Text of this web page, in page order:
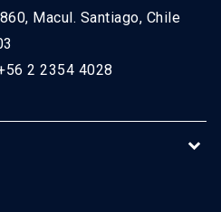
Macul. Santiago, Chile
2 2354 4028